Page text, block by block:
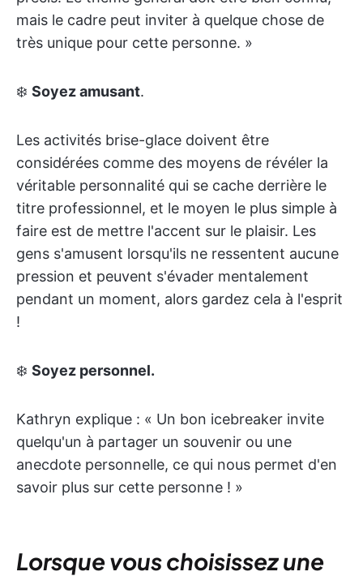
mais le cadre peut inviter à quelque chose de
très unique pour cette personne. »
❄️ Soyez amusant.
Les activités brise-glace doivent être
considérées comme des moyens de révéler la
véritable personnalité qui se cache derrière le
titre professionnel, et le moyen le plus simple à
faire est de mettre l'accent sur le plaisir. Les
gens s'amusent lorsqu'ils ne ressentent aucune
pression et peuvent s'évader mentalement
pendant un moment, alors gardez cela à l'esprit
!
❄️ Soyez personnel.
Kathryn explique : « Un bon icebreaker invite
quelqu'un à partager un souvenir ou une
anecdote personnelle, ce qui nous permet d'en
savoir plus sur cette personne ! »
Lorsque vous choisissez une